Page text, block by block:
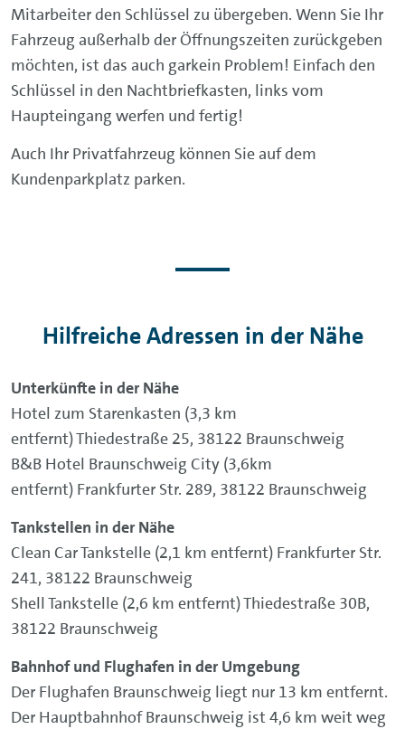
Mitarbeiter den Schlüssel zu übergeben. Wenn Sie Ihr
Fahrzeug außerhalb der Öffnungszeiten zurückgeben
möchten, ist das auch garkein Problem! Einfach den
Schlüssel in den Nachtbriefkasten, links vom
Haupteingang werfen und fertig!
Auch Ihr Privatfahrzeug können Sie auf dem
Kundenparkplatz parken.
Hilfreiche Adressen in der Nähe
Unterkünfte in der Nähe
Hotel zum Starenkasten (3,3 km
entfernt) Thiedestraße 25, 38122 Braunschweig
B&B Hotel Braunschweig City (3,6km
entfernt) Frankfurter Str. 289, 38122 Braunschweig
Tankstellen in der Nähe
Clean Car Tankstelle (2,1 km entfernt) Frankfurter Str.
241, 38122 Braunschweig
Shell Tankstelle (2,6 km entfernt) Thiedestraße 30B,
38122 Braunschweig
Bahnhof und Flughafen in der Umgebung
Der Flughafen Braunschweig liegt nur 13 km entfernt.
Der Hauptbahnhof Braunschweig ist 4,6 km weit weg